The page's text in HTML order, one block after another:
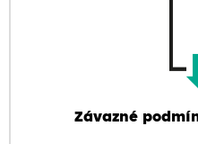
Závazné